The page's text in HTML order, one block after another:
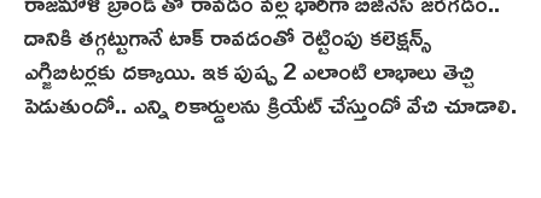
దానికి తగ్గట్టుగానే టాక్ రావడంతో రెట్టింపు కలెక్షన్స్
ఎగ్జిబిటర్లకు దక్కాయి. ఇక పుష్ప 2 ఎలాంటి లాభాలు తెచ్చి
పెడుతుందో.. ఎన్ని రికార్డులను క్రియేట్ చేస్తుందో వేచి చూడాలి.